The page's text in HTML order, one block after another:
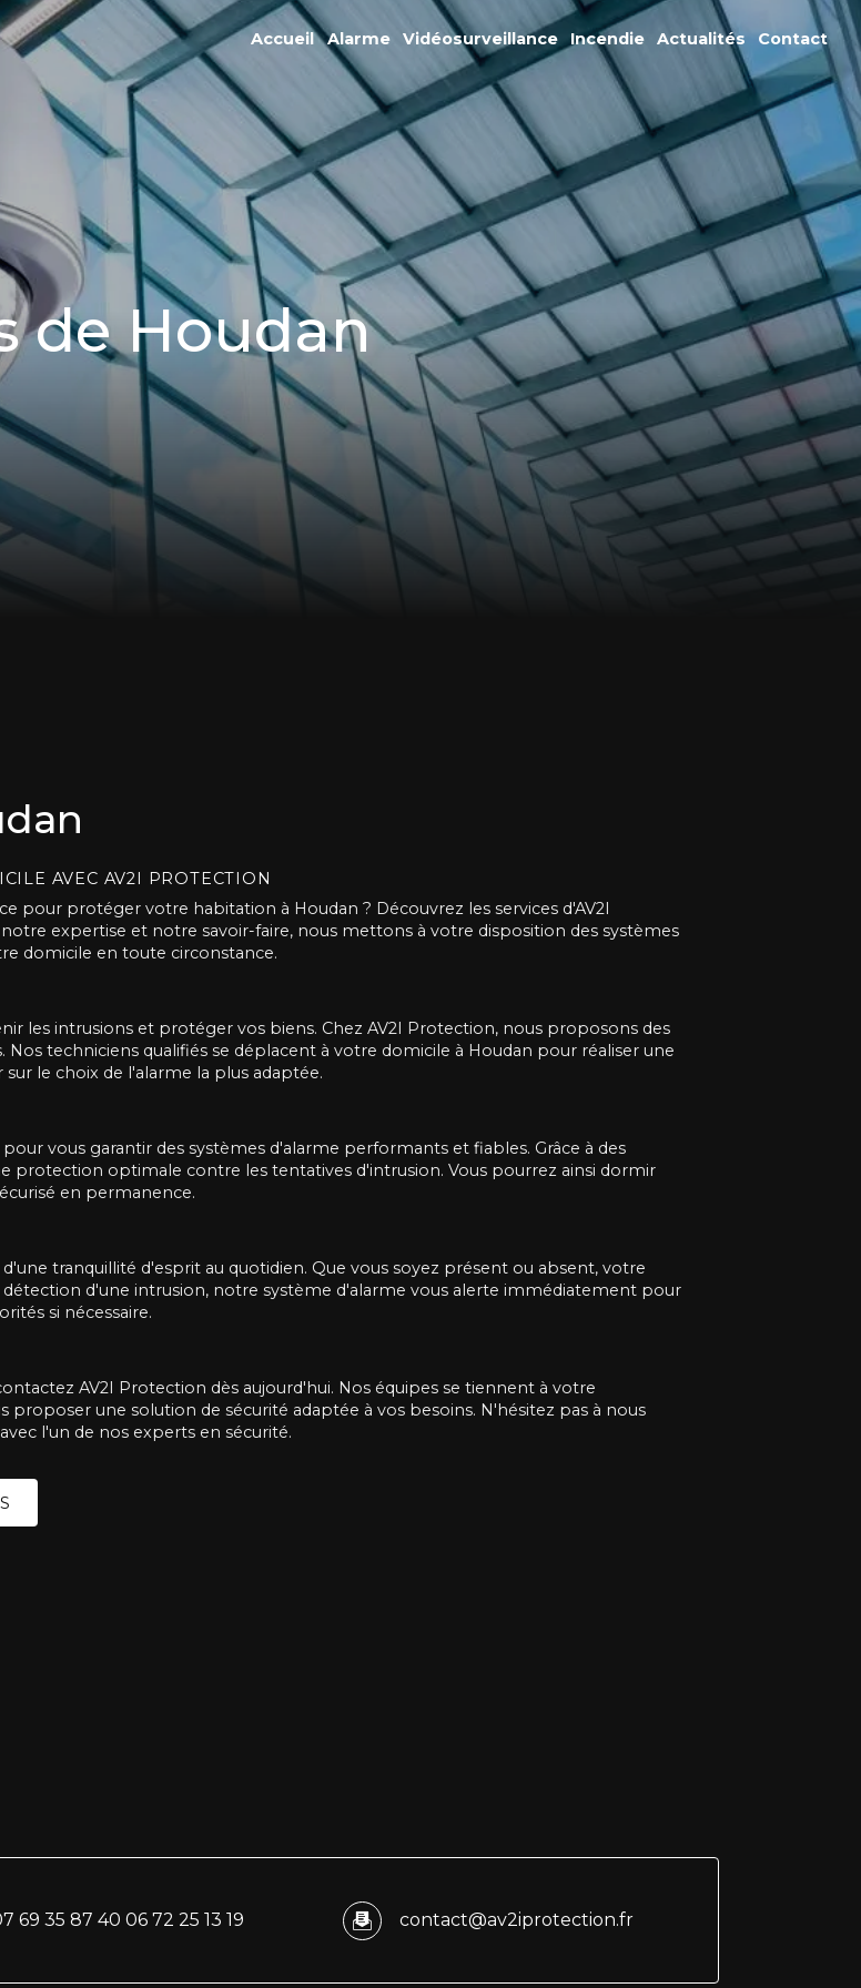
Accueil Alarme Vidéosurveillance Incendie Actualités Contact
de Houdan
AVEC AV2I PROTECTION
pour protéger votre habitation à Houdan ? Découvrez les services d'AV2I
expertise et notre savoir-faire, nous mettons à votre disposition des systèmes
domicile en toute circonstance.
les intrusions et protéger vos biens. Chez AV2I Protection, nous proposons des
techniciens qualifiés se déplacent à votre domicile à Houdan pour réaliser une
le choix de l'alarme la plus adaptée.
vous garantir des systèmes d'alarme performants et fiables. Grâce à des
protection optimale contre les tentatives d'intrusion. Vous pourrez ainsi dormir
en permanence.
tranquillité d'esprit au quotidien. Que vous soyez présent ou absent, votre
d'une intrusion, notre système d'alarme vous alerte immédiatement pour
si nécessaire.
AV2I Protection dès aujourd'hui. Nos équipes se tiennent à votre
une solution de sécurité adaptée à vos besoins. N'hésitez pas à nous
l'un de nos experts en sécurité.
69 35 87 40 06 72 25 13 19 contact@av2iprotection.fr